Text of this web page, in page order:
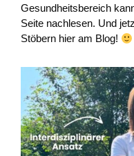
Gesundheitsbereich
Seite nachlesen. Und
Stöbern hier am Blog!